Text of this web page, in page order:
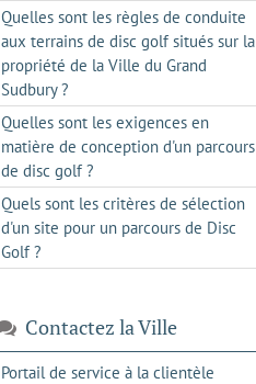
Quelles sont les règles de conduite
aux terrains de disc golf situés sur la
propriété de la Ville du Grand
Sudbury ?
Quelles sont les exigences en
matière de conception d'un parcours
de disc golf ?
Quels sont les critères de sélection
d'un site pour un parcours de Disc
Golf ?
Contactez la Ville
Portail de service à la clientèles'ouvre